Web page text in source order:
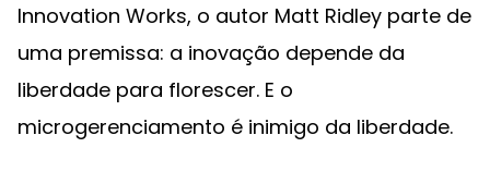
Innovation Works, o autor Matt Ridley parte de
uma premissa: a inovação depende da
liberdade para florescer. E o
microgerenciamento é inimigo da liberdade.